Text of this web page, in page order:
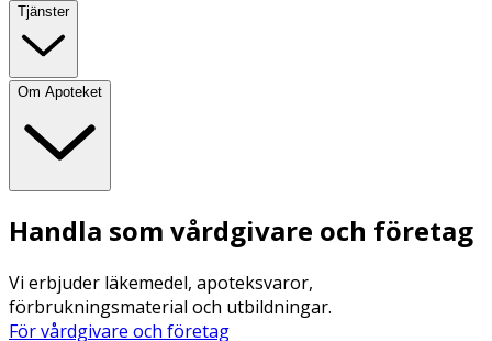
Tjänster
Om Apoteket
Handla som vårdgivare och företag
Vi erbjuder läkemedel, apoteksvaror,
förbrukningsmaterial och utbildningar.
För vårdgivare och företag